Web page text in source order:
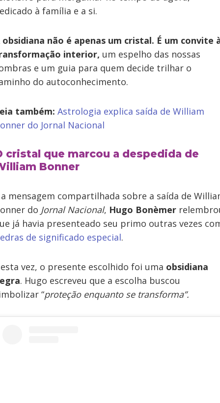
à família e a si.
obsidiana não é apenas um cristal. É um convite
interior, um espelho das nossas
e um guia para quem decide trilhar o
do autoconhecimento.
também: Astrologia explica saída de William
do Jornal Nacional
cristal que marcou a despedida de
Bonner
mensagem compartilhada sobre a saída de
do Jornal Nacional, Hugo Bonèmer
já havia presenteado seu primo outras vezes
de significado especial.
vez, o presente escolhido foi uma obsidiana
. Hugo escreveu que a escolha buscou
“proteção enquanto se transforma”.